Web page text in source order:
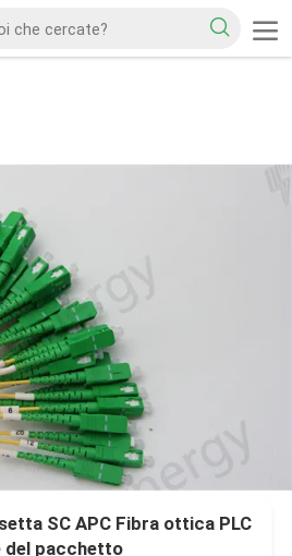
SC APC Fibra ottica PLC
del pacchetto